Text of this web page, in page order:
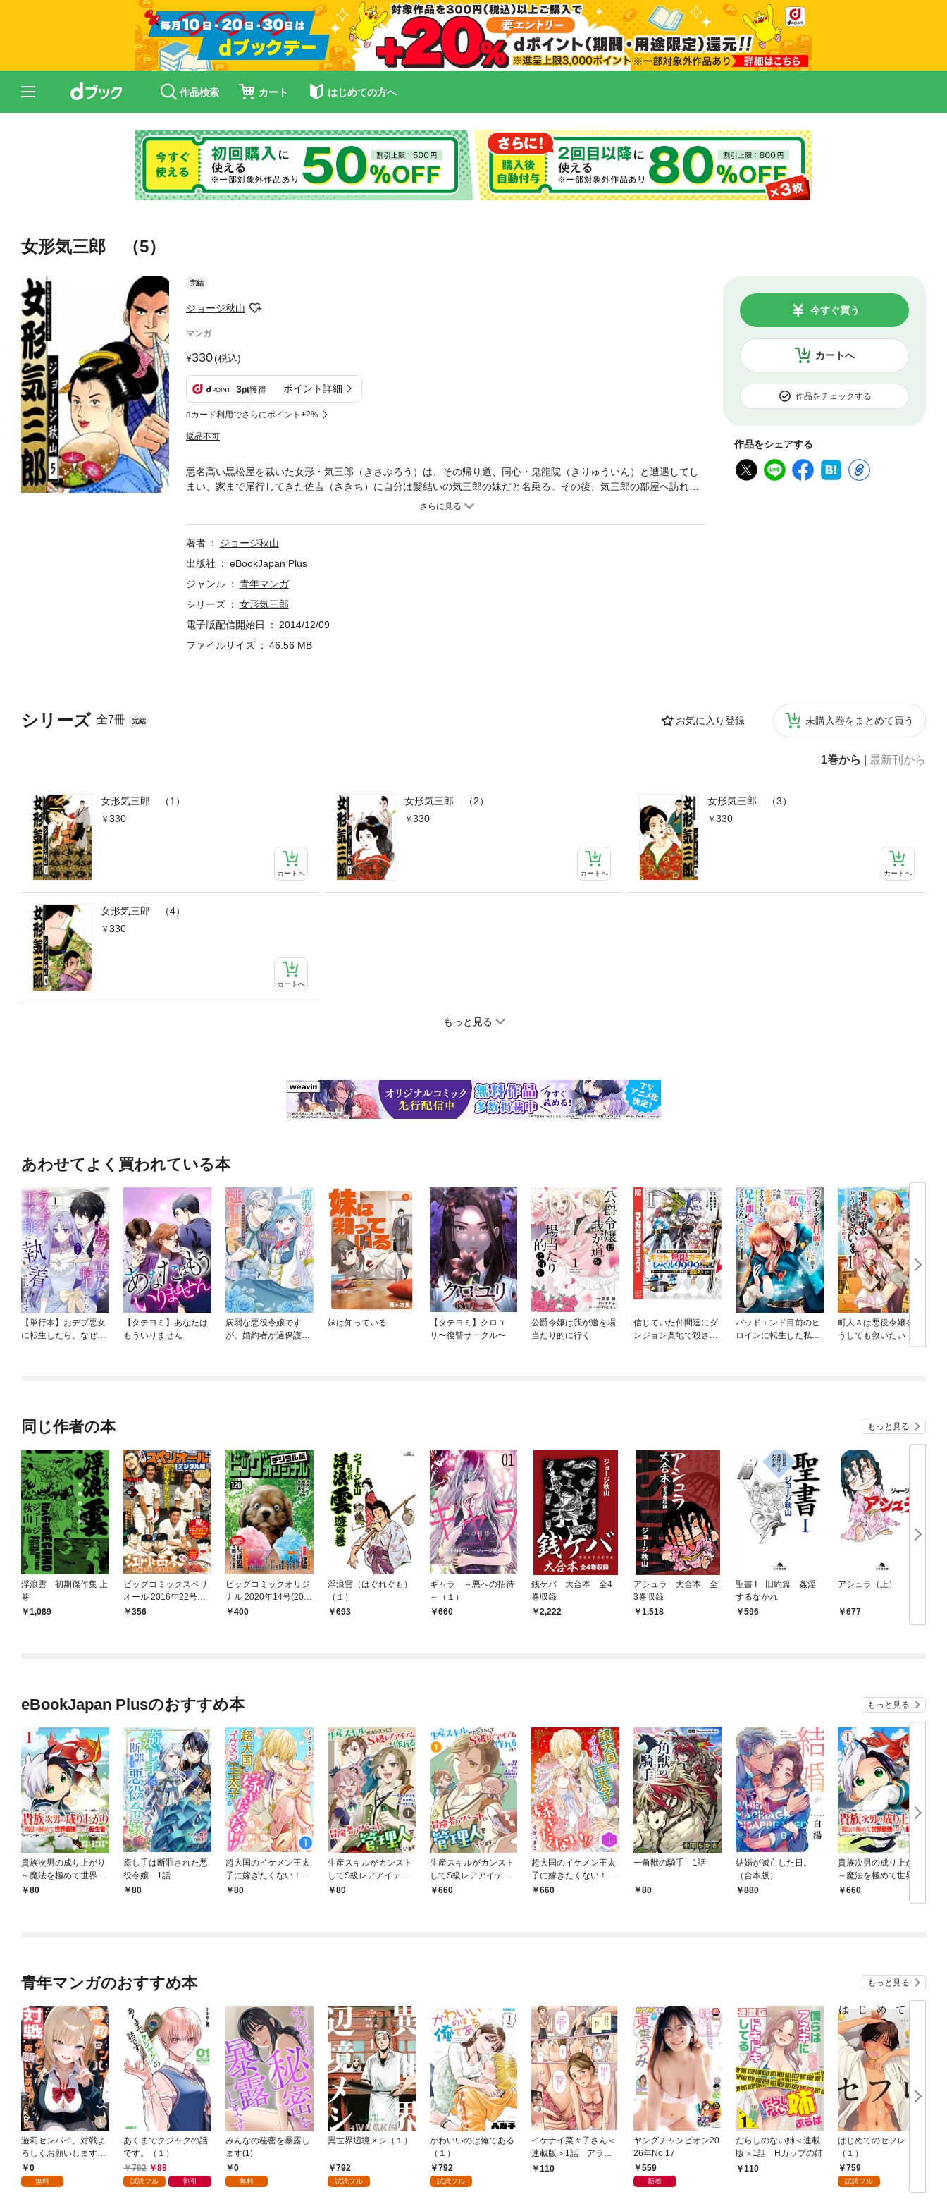
作品検索 カート はじめての方へ
女形気三郎 （5）
完結
ジョージ秋山
マンガ
330(税込)
3pt獲得 ポイント詳細
dカード利用でさらにポイント+2%
返品不可
カートへ
今すぐ買う
作品をチェックする
作品をシェアする
シリーズ 全7冊 完結 お気に入り登録 未購入巻をまとめて買う
1巻から 最新刊から
女形気三郎 （1）
330
カートへ
女形気三郎 （2）
330
カートへ
女形気三郎 （3）
330
カートへ
女形気三郎 （4）
330
カートへ
もっと見る
悪名高い黒松屋を裁いた女形・気三郎（きさぶろう）は、その帰り道、同心・鬼龍院（きりゅういん）と遭遇してし
まい、家まで尾行してきた佐吉（さきち）に自分は髪結いの気三郎の妹だと名乗る。その後、気三郎の部屋へ訪れた
ねずみは、そこで着物を脱いでいた女性を彼の恋人だと思い、気三郎の一人二役を濡れ場だと勘違いする。そして佐
著者
ジョージ秋山
出版社
eBookJapan Plus
ジャンル
青年マンガ
シリーズ
女形気三郎
電子版配信開始日
2014/12/09
ファイルサイズ
46.56 MB
あわせてよく買われている本
【単行本】おデブ悪女
に転生したら、なぜか
【タテヨミ】あなたは
もういりません
病弱な悪役令嬢です
が、婚約者が過保護す
妹は知っている
【タテヨミ】クロユ
リ〜復讐サークル〜
公爵令嬢は我が道を場
当たり的に行く
信じていた仲間達にダ
ンジョン奥地で殺され
バッドエンド目前のヒ
ロインに転生した私、
町人Ａは悪役令嬢をど
うしても救いたい ～
どぶと空と氷の姫君～
同じ作者の本 もっと見る
浮浪雲 初期傑作集 上
巻
1,089
ビッグコミックスペリ
オール 2016年22号（2
016年10月28日発売）
356
ビッグコミックオリジ
ナル 2020年14号(202
0年7月4日発売)
400
浮浪雲（はぐれぐも）
（１）
693
ギャラ ～悪への招待
～（１）
660
銭ゲバ 大合本 全4
巻収録
2,222
アシュラ 大合本 全
3巻収録
1,518
聖書 I 旧約篇 姦淫
するなかれ
596
アシュラ（上）
677
eBookJapan Plusのおすすめ本 もっと見る
貴族次男の成り上がり
～魔法を極めて世界最
強になった転生者～
80
癒し手は断罪された悪
役令嬢 1話
80
超大国のイケメン王太
子に嫁ぎたくない！！
1話
80
生産スキルがカンスト
してS級レアアイテム
も作れるけど冒険者ア
80
生産スキルがカンスト
してS級レアアイテム
も作れるけど冒険者ア
660
超大国のイケメン王太
子に嫁ぎたくない！！
（合本版） 1巻
660
一角獣の騎手 1話
80
結婚が滅亡した日。
（合本版）
880
貴族次男の成り上がり
～魔法を極めて世界最
強になった転生者～
660
青年マンガのおすすめ本 もっと見る
遊莉センパイ、対戦よ
ろしくお願いします。
1 0
無料
あくまでクジャクの話
です。（１）
792
88
試読フル 割引
みんなの秘密を暴露し
ます(1)
0
無料
異世界辺境メシ（１）
792
試読フル
かわいいのは俺である
（１）
792
試読フル
イケナイ菜々子さん＜
連載版＞1話 アラフ
ォー女神と初体験
110
ヤングチャンピオン20
26年No.17
559
新着
だらしのない姉＜連載
版＞1話 Hカップの姉
110
はじめてのセフレ
（１）
759
試読フル